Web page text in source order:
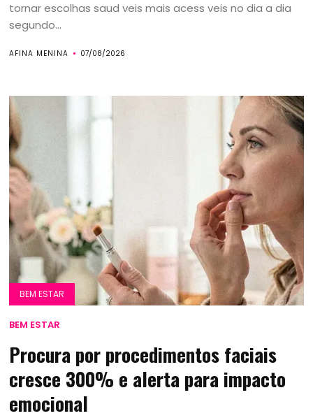
tornar escolhas saud veis mais acess veis no dia a dia
segundo...
AFINA MENINA 07/08/2026
BEM ESTAR
BEM ESTAR
Procura por procedimentos faciais
cresce 300% e alerta para impacto
emocional